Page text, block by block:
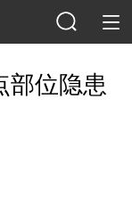
部位隐患